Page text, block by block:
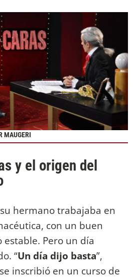
MAUGERI
y el origen del
hermano trabajaba en
con un buen
Pero un día
“Un día dijo basta”,
inscribió en un curso de